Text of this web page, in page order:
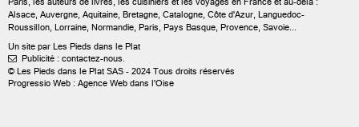
Alsace, Auvergne, Aquitaine, Bretagne, Catalogne, Côte d'Azur, Languedoc-
Roussillon, Lorraine, Normandie, Paris, Pays Basque, Provence, Savoie...
Un site par Les Pieds dans le Plat
 Publicité : contactez-nous.
© Les Pieds dans le Plat SAS - 2024 Tous droits réservés
Progressio Web : Agence Web dans l'Oise